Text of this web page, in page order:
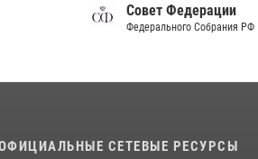
Совет Федерации
Федерального Собрания РФ
СЕТЕВЫЕ РЕСУРСЫ